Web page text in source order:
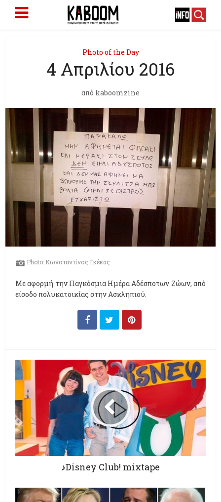
Photo of the Day
4 Απριλίου 2016
από kaboomzine
Photo: Κωνσταντίνος Γκέκας
Με αφορμή την Παγκόσμια Ημέρα Αδέσποτων Ζώων, από
είσοδο πολυκατοικίας στην Ασκληπιού.
♪Disney Club! mixtape